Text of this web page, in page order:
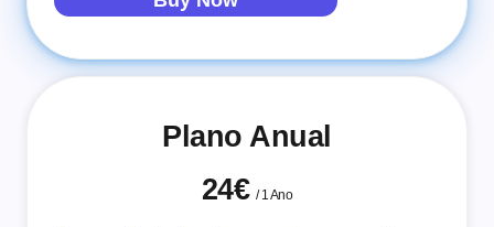
Plano Anual
24€ /1 Ano